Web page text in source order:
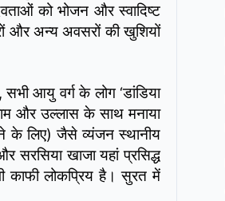
को भोजन और स्वादिष्ट
और अन्य अवसरों की खुशियों
सभी आयु वर्ग के लोग ‘डांडिया
और उल्लास के साथ मनाया
के लिए) जैसे व्यंजन स्थानीय
सरसिया खाजा यहां प्रसिद्ध
काफी लोकप्रिय है। सुरत में